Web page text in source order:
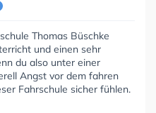
Thomas Büschke
und einen sehr
du also unter einer
Angst vor dem fahren
Fahrschule sicher fühlen.